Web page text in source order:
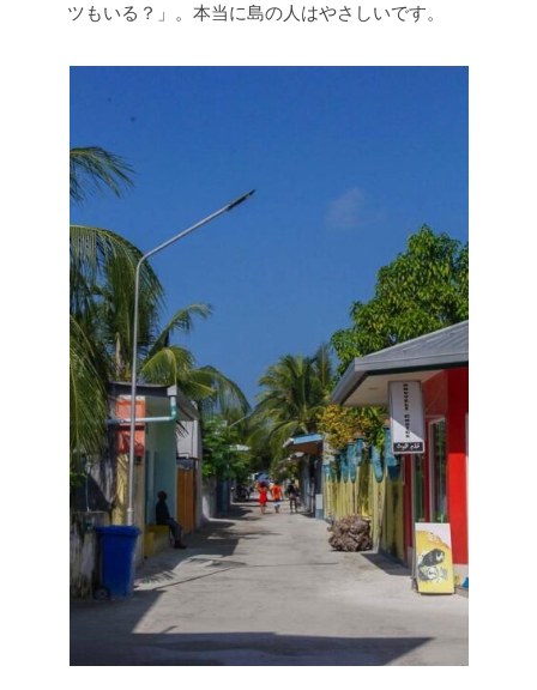
ツもいる？」。本当に島の人はやさしいです。